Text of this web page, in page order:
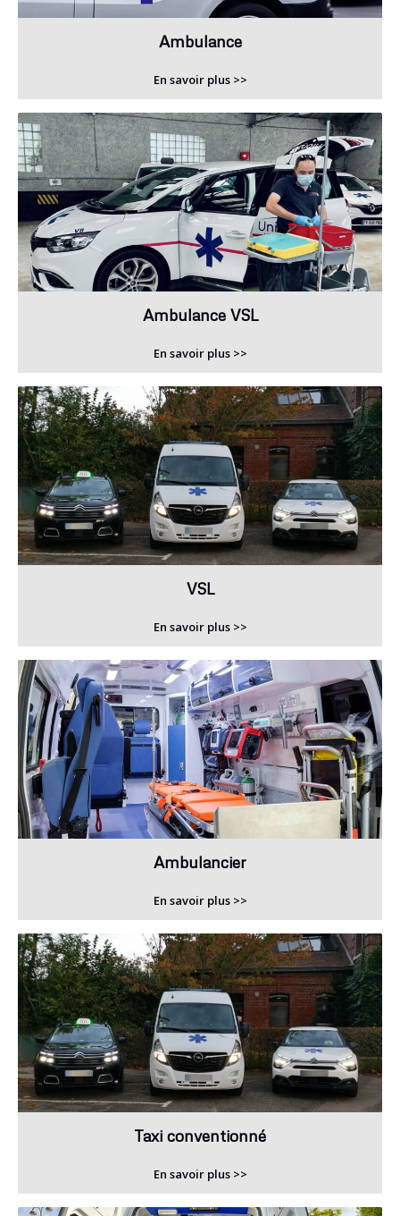
Ambulance
En savoir plus >>
Ambulance VSL
En savoir plus >>
VSL
En savoir plus >>
Ambulancier
En savoir plus >>
Taxi conventionné
En savoir plus >>